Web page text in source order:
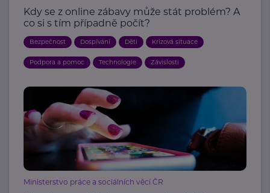
Kdy se z online zábavy může stát problém? A
co si s tím případně počít?
Bezpečnost Dospívání Děti Krizová situace
Podpora a pomoc Technologie Závislosti
Ministerstvo práce a sociálních věcí ČR